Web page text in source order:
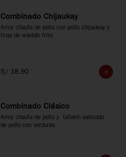
Combinado Chijaukay
Arroz chaufa de pollo con pollo chijaukay y
tiras de wantán frito
S/ 18.90
Combinado Clásico
Arroz chaufa de pollo y  tallarín salteado
de pollo con verduras